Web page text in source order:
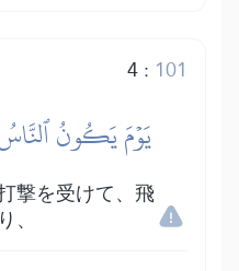
4: 101
يَوۡمَ يَكُونُ
撃を受けて、飛
、